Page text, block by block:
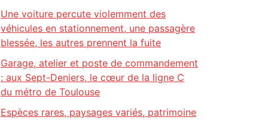
Une voiture percute violemment des
véhicules en stationnement, une passagère
blessée, les autres prennent la fuite
Garage, atelier et poste de commandement
: aux Sept-Deniers, le cœur de la ligne C
du métro de Toulouse
Espèces rares, paysages variés, patrimoine